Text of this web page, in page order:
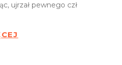
ujrzał pewnego czł